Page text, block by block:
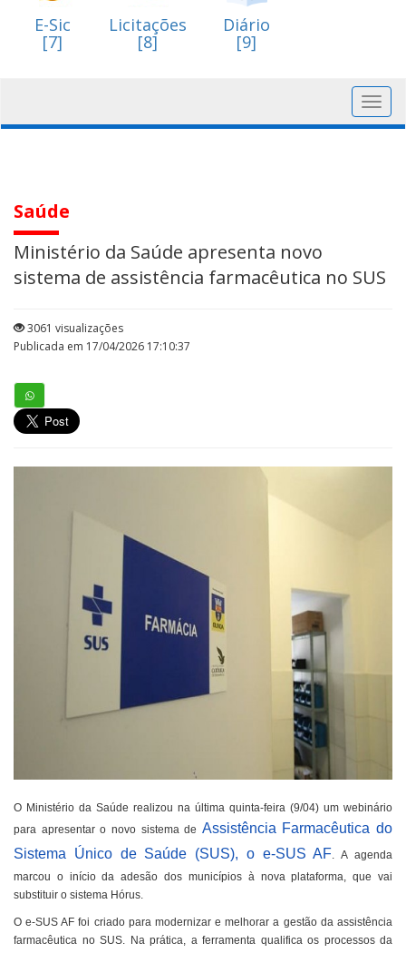
E-Sic
[7]
Licitações
[8]
Diário
[9]
Saúde
Ministério da Saúde apresenta novo
sistema de assistência farmacêutica no SUS
3061 visualizações
Publicada em 17/04/2026 17:10:37
O Ministério da Saúde realizou na última quinta-feira (9/04) um webinário
para apresentar o novo sistema de Assistência Farmacêutica do
Sistema Único de Saúde (SUS), o e-SUS AF. A agenda
marcou o início da adesão dos municípios à nova plataforma, que vai
substituir o sistema Hórus.
O e-SUS AF foi criado para modernizar e melhorar a gestão da assistência
farmacêutica no SUS. Na prática, a ferramenta qualifica os processos da